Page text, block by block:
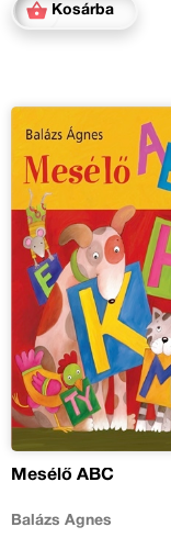
Kosárba
Mesélő ABC
Balázs Ágnes